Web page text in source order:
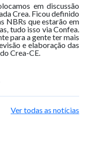
em discussão
Crea. Ficou definido
NBRs que estarão em
tudo isso via Confea.
para a gente ter mais
e elaboração das
Crea-CE.
Ver todas as notícias